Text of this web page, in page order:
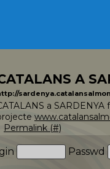
A
a
Permalink (#)
Passwd